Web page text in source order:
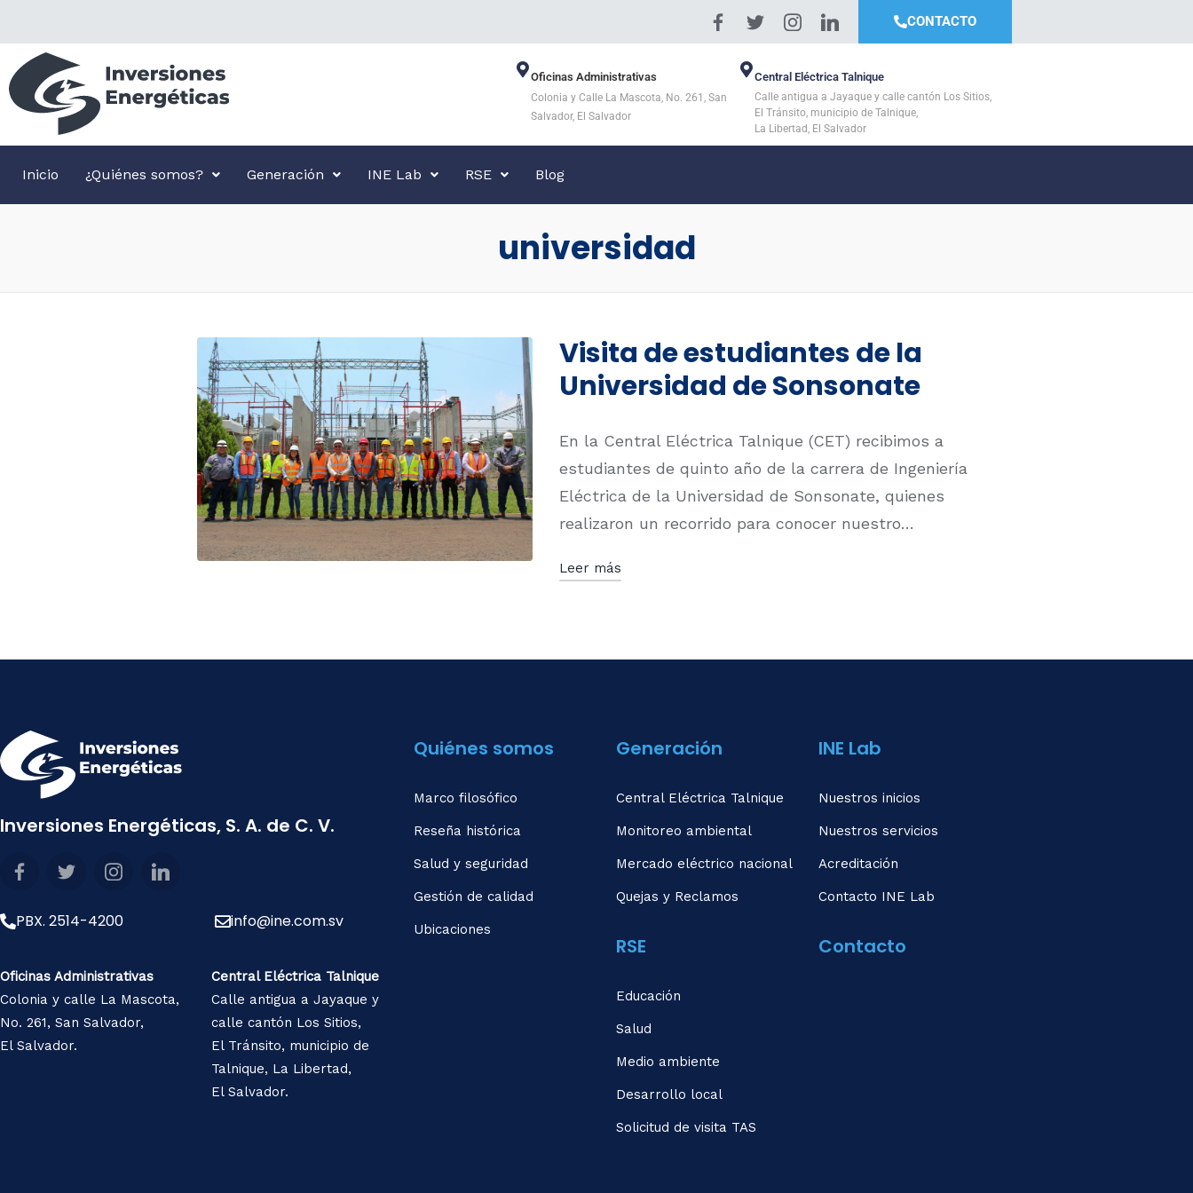
CONTACTO
Oficinas Administrativas
Colonia y Calle La Mascota, No. 261, San
Salvador, El Salvador
Central Eléctrica Talnique
Calle antigua a Jayaque y calle cantón Los Sitios,
El Tránsito, municipio de Talnique,
La Libertad, El Salvador
Inicio ¿Quiénes somos? Generación INE Lab RSE Blog
universidad
Visita de estudiantes de la
Universidad de Sonsonate
En la Central Eléctrica Talnique (CET) recibimos a
estudiantes de quinto año de la carrera de Ingeniería
Eléctrica de la Universidad de Sonsonate, quienes
realizaron un recorrido para conocer nuestro…
Leer más
Inversiones Energéticas, S. A. de C. V.
PBX. 2514-4200 info@ine.com.sv
Oficinas Administrativas
Colonia y calle La Mascota,
No. 261, San Salvador,
El Salvador.
Central Eléctrica Talnique
Calle antigua a Jayaque y
calle cantón Los Sitios,
El Tránsito, municipio de
Talnique, La Libertad,
El Salvador.
Quiénes somos
Marco filosófico
Reseña histórica
Salud y seguridad
Gestión de calidad
Ubicaciones
Generación
Central Eléctrica Talnique
Monitoreo ambiental
Mercado eléctrico nacional
Quejas y Reclamos
RSE
Educación
Salud
Medio ambiente
Desarrollo local
Solicitud de visita TAS
INE Lab
Nuestros inicios
Nuestros servicios
Acreditación
Contacto INE Lab
Contacto